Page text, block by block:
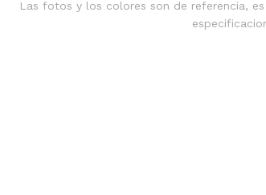
Las fotos y los colores son de referencia,